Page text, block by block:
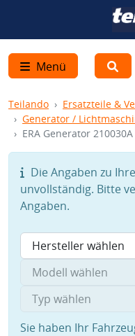
Menü
Teilando Ersatzteile &
Generator /
ERA Generator 210030A
Die Angaben zu
unvollständig. Bitte
Angaben.
Sie haben Ihr